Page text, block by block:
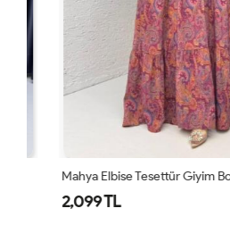
Mahya Elbise Tesettür Giyim Bordo
2,099 TL